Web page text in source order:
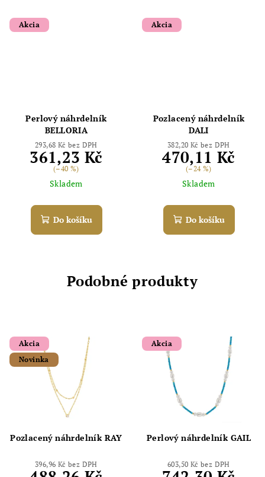
Akcia
Perlový náhrdelník
BELLORIA
293,68 Kč bez DPH
361,23 Kč
(–40 %)
Skladem
Do košíku
Akcia
Pozlacený náhrdelník
DALI
382,20 Kč bez DPH
470,11 Kč
(–24 %)
Skladem
Do košíku
Podobné produkty
Akcia
Novinka
Pozlacený náhrdelník RAY
396,96 Kč bez DPH
Akcia
Perlový náhrdelník GAIL
603,50 Kč bez DPH